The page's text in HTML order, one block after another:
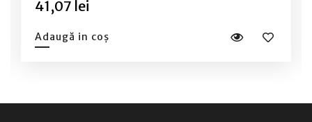
41,07 lei
Adaugă in coș